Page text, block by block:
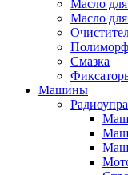
Масло
Масло
Смазка
Машины